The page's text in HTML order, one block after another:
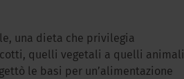
una dieta che privilegia
quelli vegetali a quelli animali
le basi per un’alimentazione